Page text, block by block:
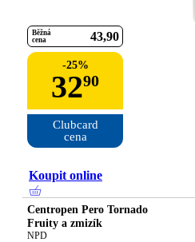
Běžná
cena
43 90
-25%
3290
Clubcard
cena
Koupit online
Centropen Pero Tornado
Fruity a zmizík
NPD